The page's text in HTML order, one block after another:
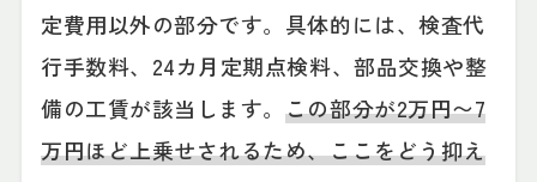
定費用以外の部分です。具体的には、検査代
行手数料、24カ月定期点検料、部品交換や整
備の工賃が該当します。 この部分が2万円〜7
万円ほど上乗せされるため、ここをどう抑え